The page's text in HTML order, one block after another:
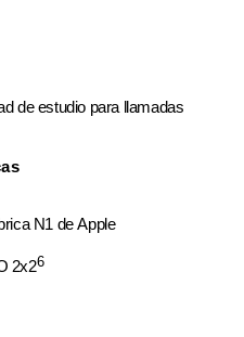
de estudio para llamadas
N1 de Apple
2x26